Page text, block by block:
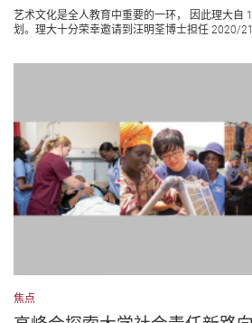
艺术文化是全人教育中重要的一环， 因此理大自
划。理大十分荣幸邀请到汪明荃博士担任 2020/
焦点